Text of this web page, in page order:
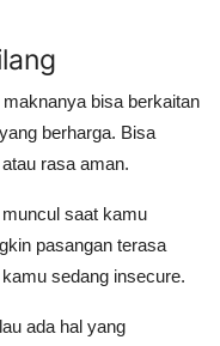
maknanya bisa berkaitan
berharga. Bisa
rasa aman.
saat kamu
pasangan terasa
sedang insecure.
ada hal yang